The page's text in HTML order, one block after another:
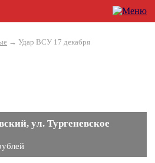
→ Удар ВСУ 17 декабря
ул. Тургеневское